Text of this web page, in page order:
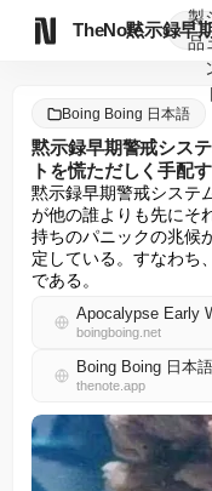
TheNote
製
品
Boing Boing 日本語
黙示録早期警戒シス
トを慌ただしく手配
黙示録早期警戒システ
が他の誰よりも先にそ
持ちのパニックの兆候
定している。すなわち
である。
boingboing.net
Boing Boing 日本
thenote.app